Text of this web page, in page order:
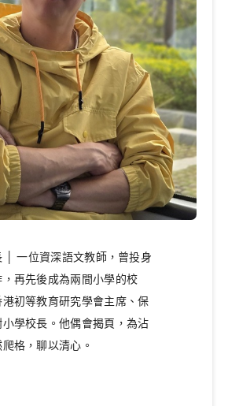
│ 一位資深語文教師，曾投身
再先後成為兩間小學的校
初等教育研究學會主席、保
小學校長。他偶會揭頁，為沾
格，聊以清心。